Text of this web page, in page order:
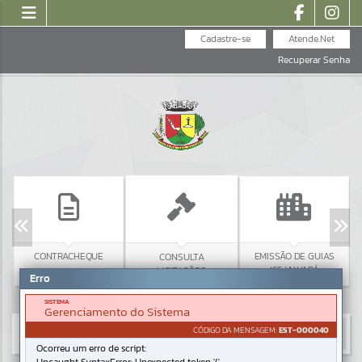
Atende.Net
Cadastre-se
Recuperar Senha
CONTRACHEQUE
CONSULTA
LICITAÇÕES
EMISSÃO DE GUIAS
ISS/ALVARÁ
Erro
SISTEMA
Gerenciamento do Sistema
CÓDIGO DA MENSAGEM:EST-000040
Ocorreu um erro de script: